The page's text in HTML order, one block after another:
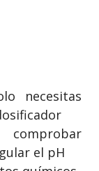
necesitas
comprobar
el pH